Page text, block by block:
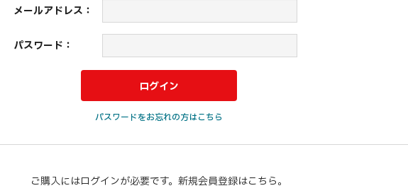
メールアドレス：
パスワード：
パスワードをお忘れの方はこちら
ご購入にはログインが必要です。新規会員登録はこちら。